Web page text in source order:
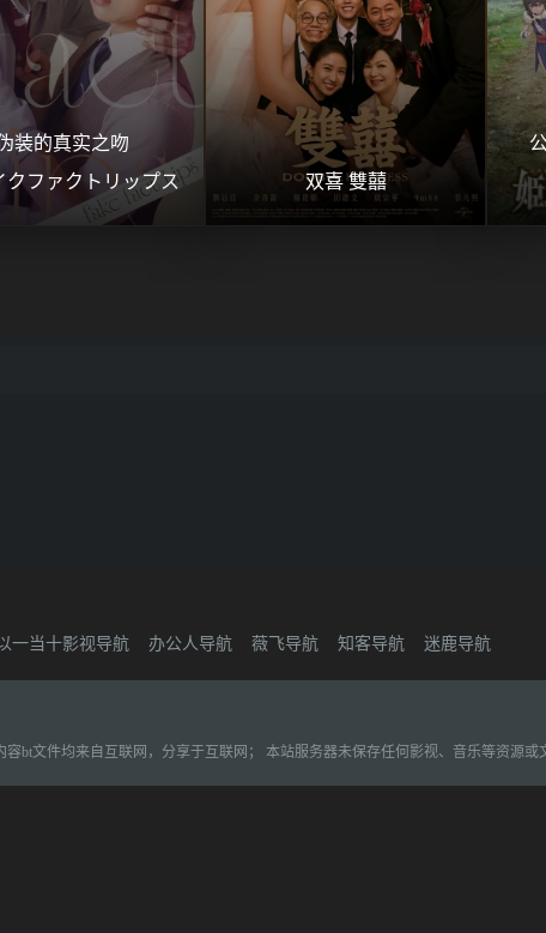
装的真实之吻
クファクトリップス
双喜 雙囍
一当十影视导航 办公人导航 薇飞导航 知客导航 迷鹿导航
bt文件均来自互联网，分享于互联网； 本站服务器未保存任何影视、音乐等资源